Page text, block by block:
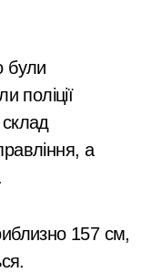
були
поліції
а
157 см,